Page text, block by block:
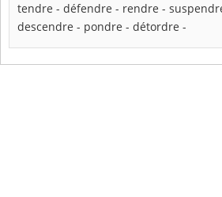
tendre - défendre - rendre -
descendre - pondre - détordre -